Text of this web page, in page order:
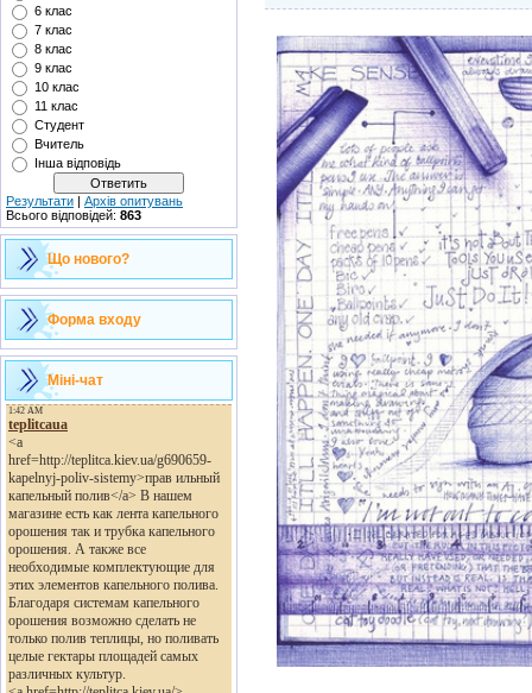
6 клас
7 клас
8 клас
9 клас
10 клас
11 клас
Студент
Вчитель
Інша відповідь
Результати | Архів опитувань
Всього відповідей: 863
Що нового?
Форма входу
Міні-чат